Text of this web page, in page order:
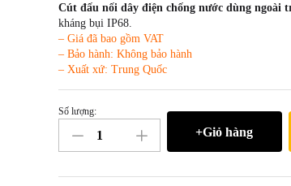
Cút đấu nối dây điện chống nước dùng ngoài
kháng bụi IP68.
– Giá đã bao gồm VAT
– Bảo hành: Không bảo hành
– Xuất xứ: Trung Quốc
Đầu
điện
ngoài
Số lượng:
+Giỏ hàng